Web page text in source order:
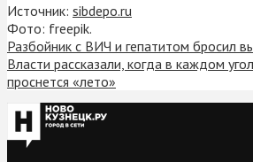
Источник: sibdepo.ru
Фото: freepik.
Разбойник с ВИЧ и гепатитом бросил
Власти рассказали, когда в каждом
проснется «лето»